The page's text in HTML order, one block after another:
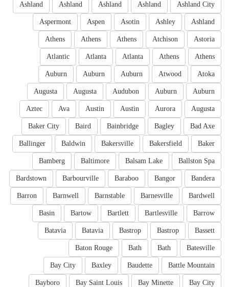
Ashland City
Ashland
Ashland
Ashland
Ashland
Ashland
Ashley
Asotin
Aspen
Aspermont
Astoria
Atchison
Athens
Athens
Athens
Athens
Athens
Atlanta
Atlanta
Atlantic
Atoka
Atwood
Auburn
Auburn
Auburn
Auburn
Auburn
Audubon
Augusta
Augusta
Augusta
Aurora
Austin
Austin
Ava
Aztec
Bad Axe
Bagley
Bainbridge
Baird
Baker City
Baker
Bakersfield
Bakersville
Baldwin
Ballinger
Ballston Spa
Balsam Lake
Baltimore
Bamberg
Bandera
Bangor
Baraboo
Barbourville
Bardstown
Bardwell
Barnesville
Barnstable
Barnwell
Barron
Barrow
Bartlesville
Bartlett
Bartow
Basin
Bassett
Bastrop
Bastrop
Batavia
Batavia
Batesville
Bath
Bath
Baton Rouge
Battle Mountain
Baudette
Baxley
Bay City
Bay City
Bay Minette
Bay Saint Louis
Bayboro